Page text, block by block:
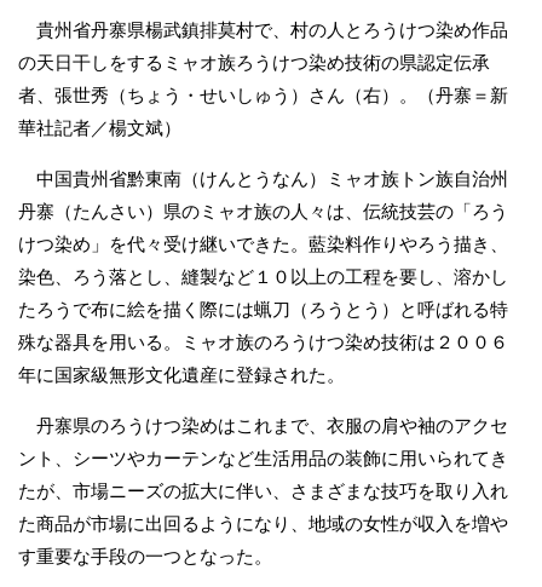
貴州省丹寨県楊武鎮排莫村で、村の人とろうけつ染め作品
の天日干しをするミャオ族ろうけつ染め技術の県認定伝承
者、張世秀（ちょう・せいしゅう）さん（右）。（丹寨＝新
華社記者／楊文斌）
中国貴州省黔東南（けんとうなん）ミャオ族トン族自治州
丹寨（たんさい）県のミャオ族の人々は、伝統技芸の「ろう
けつ染め」を代々受け継いできた。藍染料作りやろう描き、
染色、ろう落とし、縫製など１０以上の工程を要し、溶かし
たろうで布に絵を描く際には蝋刀（ろうとう）と呼ばれる特
殊な器具を用いる。ミャオ族のろうけつ染め技術は２００６
年に国家級無形文化遺産に登録された。
丹寨県のろうけつ染めはこれまで、衣服の肩や袖のアクセ
ント、シーツやカーテンなど生活用品の装飾に用いられてき
たが、市場ニーズの拡大に伴い、さまざまな技巧を取り入れ
た商品が市場に出回るようになり、地域の女性が収入を増や
す重要な手段の一つとなった。